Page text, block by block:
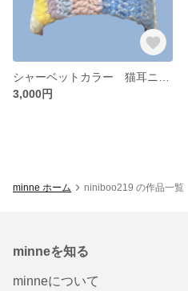
3,000円
minne ホーム niniboo219 の作品一覧
minneを知る
minneについて